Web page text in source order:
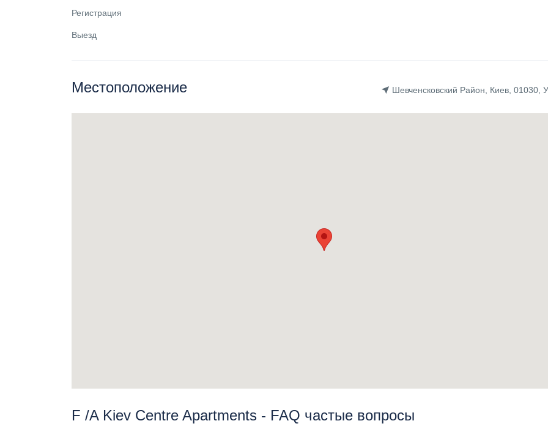
Регистрация
Выезд
Местоположение Шевченсковский Район, Киев, 01030,
F /A Kiev Centre Apartments - FAQ частые вопросы